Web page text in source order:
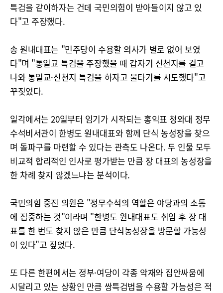
특검을 같이하자는 건데 국민의힘이 받아들이지 않고 있
다"고 주장했다.
송 원내대표는 "민주당이 수용할 의사가 별로 없어 보였
다"며 "통일교 특검을 주장했을 때 갑자기 신천지를 걸고
나와 통일교·신천지 특검을 하자고 물타기를 시도했다"고
꾸짖었다.
일각에서는 20일부터 임기가 시작되는 홍익표 청와대 정무
수석비서관이 한병도 원내대표와 함께 단식 농성장을 찾으
며 돌파구를 마련할 수 있다는 관측도 나온다. 두 인물 모두
비교적 합리적인 인사로 평가받는 만큼 장 대표의 농성장을
한 차례 찾지 않겠느냐는 분석이다.
국민의힘 중진 의원은 "정무수석의 역할은 야당과의 소통
에 집중하는 것"이라며 "한병도 원내대표도 취임 후 장 대
표를 한 번도 찾지 않은 만큼 단식농성장을 방문할 가능성
이 있다"고 짚었다.
또 다른 한편에서는 정부·여당이 각종 악재와 집안싸움에
시달리고 있는 상황인 만큼 쌍특검법을 수용할 가능성은 적